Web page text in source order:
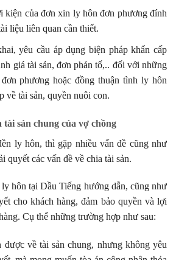
kiện của đơn xin ly hôn đơn phương đính
liệu liên quan cần thiết.
yêu cầu áp dụng biện pháp khẩn cấp
giá tài sản, đơn phản tố,.. đối với những
phương hoặc đồng thuận tình ly hôn
về tài sản, quyền nuôi con.
sản chung của vợ chồng
ly hôn, thì gặp nhiều vấn đề cũng như
quyết các vấn đề về chia tài sản.
hôn tại Dầu Tiếng hướng dẫn, cũng như
cho khách hàng, đảm bảo quyền và lợi
Cụ thể những trường hợp như sau:
được về tài sản chung, nhưng không yêu